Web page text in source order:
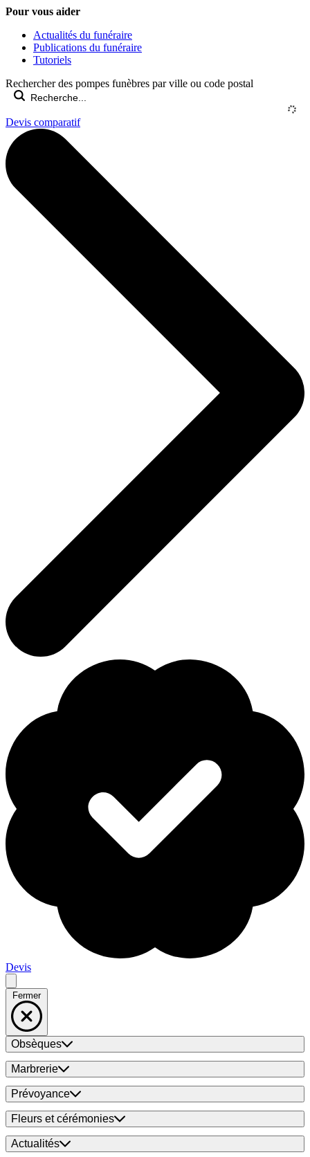
Pour vous aider
Actualités du funéraire
Publications du funéraire
Tutoriels
Rechercher des pompes funèbres par ville ou code postal
Devis comparatif
Devis
Fermer
Obsèques
Marbrerie
Prévoyance
Fleurs et cérémonies
Actualités